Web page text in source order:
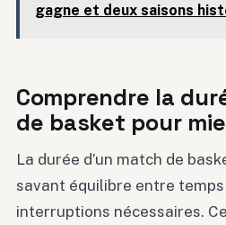
gagne et deux saisons
Comprendre la
de basket pour
La durée d’un match de
savant équilibre entre
interruptions nécessaires.